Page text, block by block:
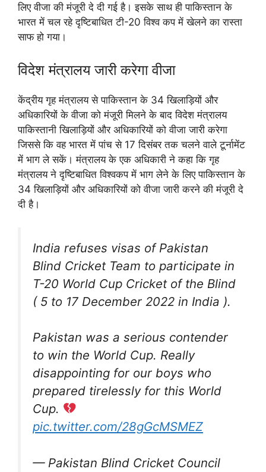
लिए वीजा की मंजूरी दे दी गई है। इसके साथ ही पाकिस्तान के
भारत में चल रहे दृष्टिबाधित टी-20 विश्व कप में खेलने का रास्ता
साफ हो गया।
विदेश मंत्रालय जारी करेगा वीजा
केंद्रीय गृह मंत्रालय से पाकिस्तान के 34 खिलाड़ियों और
अधिकारियों के वीजा को मंजूरी मिलने के बाद विदेश मंत्रालय
पाकिस्तानी खिलाड़ियों और अधिकारियों को वीजा जारी करेगा
जिससे कि वह भारत में पांच से 17 दिसंबर तक चलने वाले टूर्नामेंट
में भाग ले सकें। मंत्रालय के एक अधिकारी ने कहा कि गृह
मंत्रालय ने दृष्टिबाधित विश्वकप में भाग लेने के लिए पाकिस्तान के
34 खिलाड़ियों और अधिकारियों को वीजा जारी करने की मंजूरी दे
दी है।
India refuses visas of Pakistan
Blind Cricket Team to participate in
T-20 World Cup Cricket of the Blind
( 5 to 17 December 2022 in India ).
Pakistan was a serious contender
to win the World Cup. Really
disappointing for our boys who
prepared tirelessly for this World
Cup.
pic.twitter.com/28gGcMSMEZ
— Pakistan Blind Cricket Council